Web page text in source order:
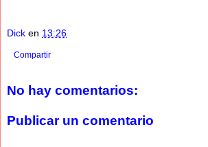
Dick en 13:26
Compartir
No hay comentarios:
Publicar un comentario